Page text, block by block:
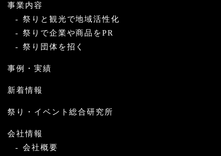
事業内容
祭りと観光で地域活性化
祭りで企業や商品をPR
祭り団体を招く
事例・実績
新着情報
祭り・イベント総合研究所
会社情報
会社概要